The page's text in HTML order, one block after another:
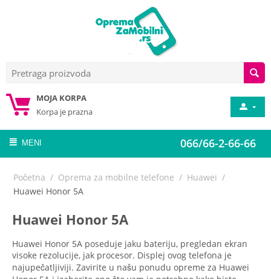
MOJA KORPA
Korpa je prazna
066/66-2-66-66
MENI
Početna / Oprema za mobilne telefone / Huawei /
Huawei Honor 5A
Huawei Honor 5A
Huawei Honor 5A poseduje jaku bateriju, pregledan ekran
visoke rezolucije, jak procesor. Displej ovog telefona je
najupečatljiviji. Zavirite u našu ponudu opreme za Huawei